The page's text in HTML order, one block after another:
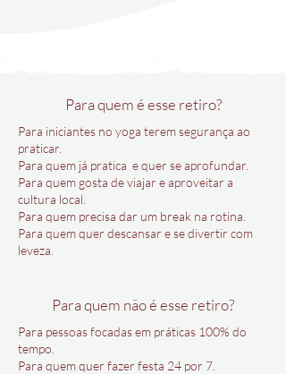
Para quem é esse retiro?
Para iniciantes no yoga terem segurança ao
praticar.
Para quem já pratica e quer se aprofundar.
Para quem gosta de viajar e aproveitar a
cultura local.
Para quem precisa dar um break na rotina.
Para quem quer descansar e se divertir com
leveza.
Para quem não é esse retiro?
Para pessoas focadas em práticas 100% do
tempo.
Para quem quer fazer festa 24 por 7.